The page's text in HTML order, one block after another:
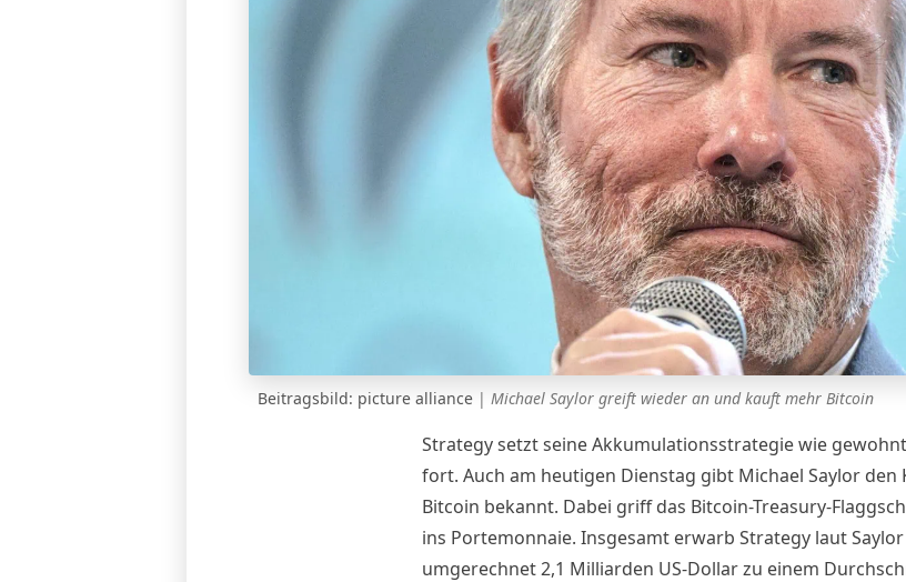
Beitragsbild: picture alliance | Michael Saylor greift wieder an und kauft mehr Bitcoin
Strategy setzt seine Akkumulationsstrategie wie
fort. Auch am heutigen Dienstag gibt Michael Saylor den
Bitcoin bekannt. Dabei griff das Bitcoin-Treasury-
ins Portemonnaie. Insgesamt erwarb Strategy laut
umgerechnet 2,1 Milliarden US-Dollar zu einem